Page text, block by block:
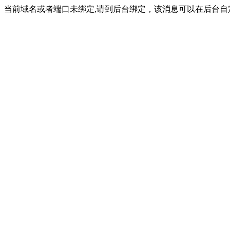
当前域名或者端口未绑定,请到后台绑定，该消息可以在后台自